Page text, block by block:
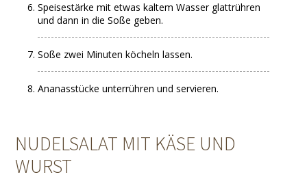
Speisestärke mit etwas kaltem Wasser glattrühren
und dann in die Soße geben.
Soße zwei Minuten köcheln lassen.
Ananasstücke unterrühren und servieren.
NUDELSALAT MIT KÄSE UND
WURST